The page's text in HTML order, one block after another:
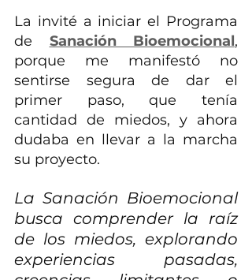
La invité a iniciar el Programa
de
Sanación Bioemocional,
porque me manifestó no
sentirse segura de dar el
primer paso, que tenía
cantidad de miedos, y ahora
dudaba en llevar a la marcha
su proyecto.
La Sanación Bioemocional
busca comprender la raíz
de los miedos, explorando
experiencias pasadas,